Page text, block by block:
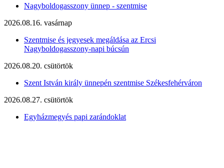
Nagyboldogasszony ünnep - szentmise
2026.08.16. vasárnap
Szentmise és jegyesek megáldása az Ercsi
Nagyboldogasszony-napi búcsún
2026.08.20. csütörtök
Szent István király ünnepén szentmise Székesfehérváron
2026.08.27. csütörtök
Egyházmegyés papi zarándoklat